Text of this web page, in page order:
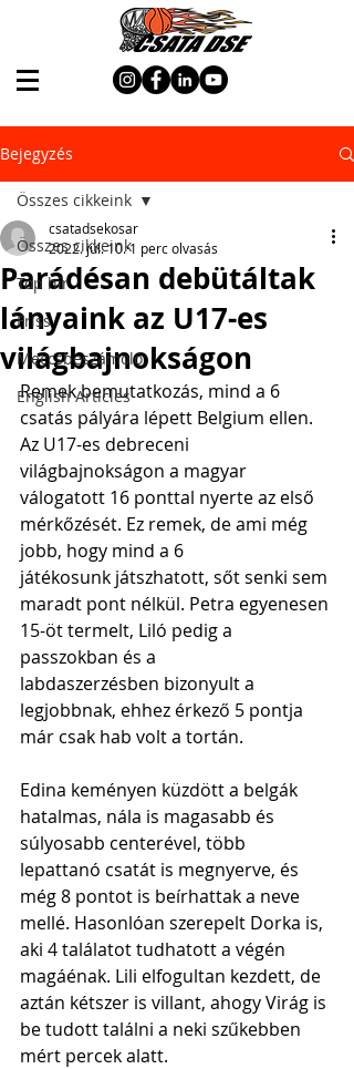
Bejegyzés
Összes cikkeink
Top hír
Friss
Meccsbeszámoló
English Articles
Összes cikkeink
Parádésan debütáltak
lányaink az U17-es
világbajnokságon
csatadsekosar
2022. júl. 10.1 perc olvasás
Remek bemutatkozás, mind a 6
csatás pályára lépett Belgium ellen.
Az U17-es debreceni
világbajnokságon a magyar
válogatott 16 ponttal nyerte az első
mérkőzését. Ez remek, de ami még
jobb, hogy mind a 6
játékosunk játszhatott, sőt senki sem
maradt pont nélkül. Petra egyenesen
15-öt termelt, Liló pedig a
passzokban és a
labdaszerzésben bizonyult a
legjobbnak, ehhez érkező 5 pontja
már csak hab volt a tortán.
Edina keményen küzdött a belgák
hatalmas, nála is magasabb és
súlyosabb centerével, több
lepattanó csatát is megnyerve, és
még 8 pontot is beírhattak a neve
mellé. Hasonlóan szerepelt Dorka is,
aki 4 találatot tudhatott a végén
magáénak. Lili elfogultan kezdett, de
aztán kétszer is villant, ahogy Virág is
be tudott találni a neki szűkebben
mért percek alatt.